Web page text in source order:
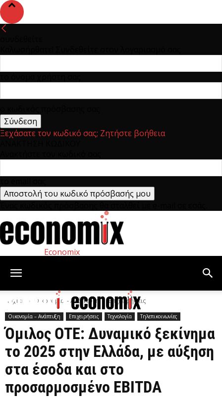
Ξεχάσατε τον κωδικό σας; Ζητήστε βοήθεια
Economix
Αρχική Οικονομία – Ανάπτυξη Επιχειρήσεις
Οικονομία – Ανάπτυξη Επιχειρήσεις Τεχνολογία Τηλεπικοινωνίες
Όμιλος ΟΤΕ: Δυναμικό ξεκίνημα
το 2025 στην Ελλάδα, με αύξηση
στα έσοδα και στο
προσαρμοσμένο EBITDA